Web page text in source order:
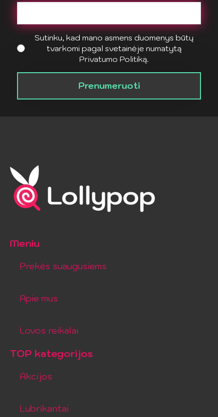
Sutinku, kad mano asmens duomenys būtų
tvarkomi pagal svetainėje numatytą
Privatumo Politiką.
Prenumeruoti
Meniu
Prekės suaugusiems
Apie mus
Lovos reikalai
TOP kategorijos
Akcijos
Lubrikantai